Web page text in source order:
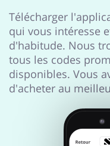
Électronique &
Électroménager
Télécharger
qui vous intéresse
d'habitude. Nous
tous les codes
disponibles. Vous
d'acheter au